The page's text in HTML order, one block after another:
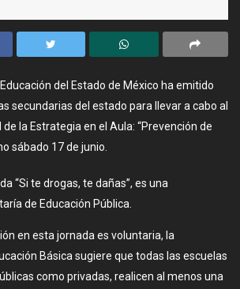
del Estado de México ha emitido
secundarias del estado para llevar a cabo al
la Estrategia en el Aula: “Prevención de
sábado 17 de junio.
“Si te drogas, te dañas”, es una
de Educación Pública.
en esta jornada es voluntaria, la
Básica sugiere que todas las escuelas
como privadas, realicen al menos una